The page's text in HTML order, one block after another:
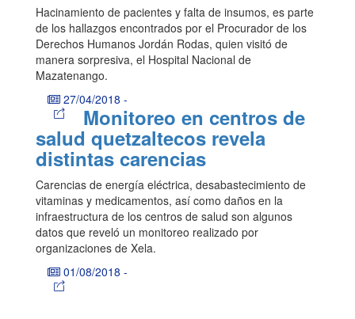
Hacinamiento de pacientes y falta de insumos, es parte
de los hallazgos encontrados por el Procurador de los
Derechos Humanos Jordán Rodas, quien visitó de
manera sorpresiva, el Hospital Nacional de
Mazatenango.
27/04/2018 -
Monitoreo en centros de
salud quetzaltecos revela
distintas carencias
Carencias de energía eléctrica, desabastecimiento de
vitaminas y medicamentos, así como daños en la
infraestructura de los centros de salud son algunos
datos que reveló un monitoreo realizado por
organizaciones de Xela.
01/08/2018 -